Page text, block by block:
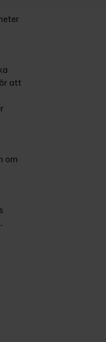
att
om